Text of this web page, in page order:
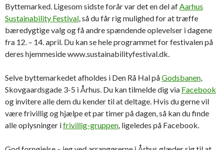
Byttemarked. Ligesom sidste forår var det en del afAarhus
Sustainability Festival, så du får rig mulighed for at træffe
bæredygtige valg og få andre spændende oplevelser i dagene
fra 12. – 14. april. Du kan se hele programmet for festivalen på
deres hjemmeside www.sustainabilityfestival.dk.
Selve byttemarkedet afholdes i Den Rå Hal påGodsbanen,
Skovgaardsgade 3-5 i Århus. Du kan tilmelde dig via Facebook
og invitere alle dem du kender til at deltage. Hvis du gerne vil
være frivillig og hjælpe et par timer på dagen, så kan du finde
alle oplysninger ifrivillig-gruppen, ligeledes på Facebook.